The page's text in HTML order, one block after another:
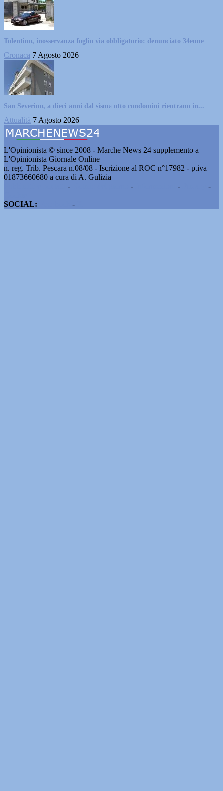
Tolentino, inosservanza foglio via obbligatorio: denunciato 34enne
Cronaca 7 Agosto 2026
San Severino, a dieci anni dal sisma otto condomini rientrano in...
Attualità 7 Agosto 2026
L'Opinionista © since 2008 - Marche News 24 supplemento a
L'Opinionista Giornale Online
n. reg. Trib. Pescara n.08/08 - Iscrizione al ROC n°17982 - p.iva
01873660680 a cura di A. Gulizia
- - -
-
SOCIAL:
-